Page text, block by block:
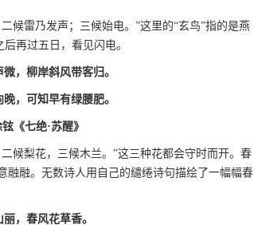
候雷乃发声；三候始电。”这里的“玄鸟”指的是燕
再过五日，看见闪电。
，柳岸斜风带客归。
，可知早有绿腰肥。
《七绝·苏醒》
候梨花，三候木兰。”这三种花都会守时而开。春
融融。无数诗人用自己的缱绻诗句描绘了一幅幅春
，春风花草香。